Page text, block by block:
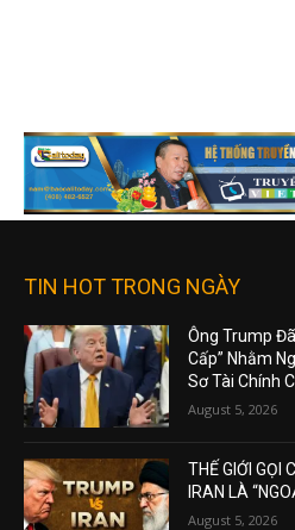
TIN HOT TRONG NGÀY
Ông Trump
Cấp” Nhằm
Sơ Tài Chính
August 5, 2026
THẾ GIỚI GỌI
IRAN LÀ
August 5, 2026